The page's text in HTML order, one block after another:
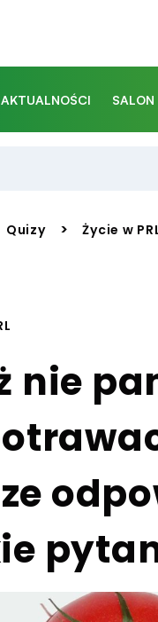
AKTUALNOŚCI SALON
Quizy > Życie w
nie